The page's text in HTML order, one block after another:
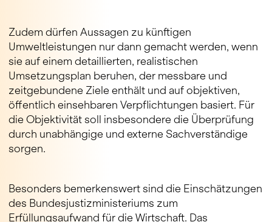
Zudem dürfen Aussagen zu künftigen
Umweltleistungen nur dann gemacht werden, wenn
sie auf einem detaillierten, realistischen
Umsetzungsplan beruhen, der messbare und
zeitgebundene Ziele enthält und auf objektiven,
öffentlich einsehbaren Verpflichtungen basiert. Für
die Objektivität soll insbesondere die Überprüfung
durch unabhängige und externe Sachverständige
sorgen.
Besonders bemerkenswert sind die Einschätzungen
des Bundesjustizministeriums zum
Erfüllungsaufwand für die Wirtschaft. Das